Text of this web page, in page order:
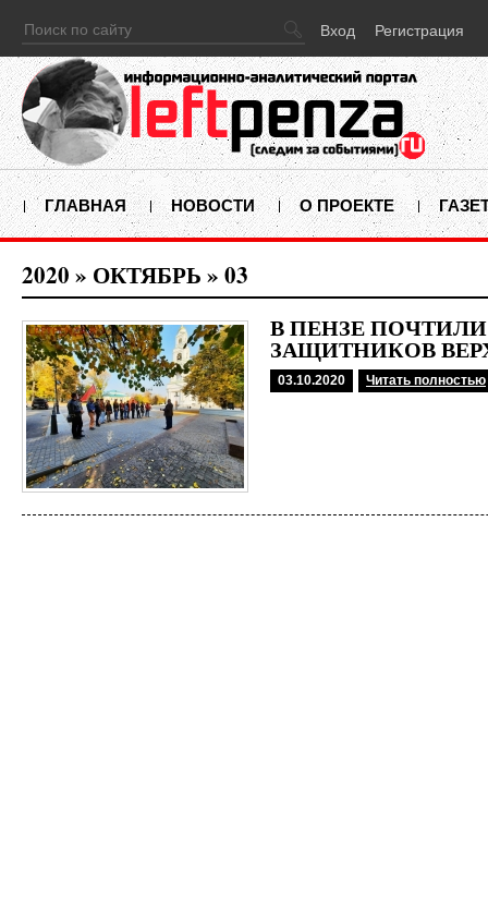
Вход Регистрация
ГЛАВНАЯ НОВОСТИ О ПРОЕКТЕ
2020 » ОКТЯБРЬ » 03
В ПЕНЗЕ
ЗАЩИТНИКОВ
03.10.2020 Читать полностью